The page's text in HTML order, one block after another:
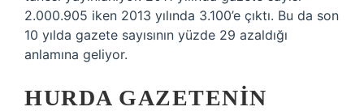
2.000.905 iken 2013 yılında 3.100’e çıktı. Bu da son
10 yılda gazete sayısının yüzde 29 azaldığı
anlamına geliyor.
HURDA GAZETENIN